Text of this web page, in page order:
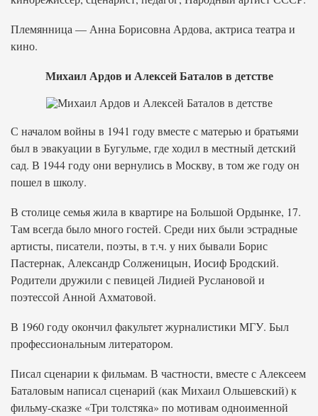
Племянница — Анна Борисовна Ардова, актриса театра и
кино.
Михаил Ардов и Алексей Баталов в детстве
С началом войны в 1941 году вместе с матерью и братьями
был в эвакуации в Бугульме, где ходил в местный детский
сад. В 1944 году они вернулись в Москву, в том же году он
пошел в школу.
В столице семья жила в квартире на Большой Ордынке, 17.
Там всегда было много гостей. Среди них были эстрадные
артисты, писатели, поэты, в т.ч. у них бывали Борис
Пастернак, Александр Солженицын, Иосиф Бродский.
Родители дружили с певицей Лидией Руслановой и
поэтессой Анной Ахматовой.
В 1960 году окончил факультет журналистики МГУ. Был
профессиональным литератором.
Писал сценарии к фильмам. В частности, вместе с Алексеем
Баталовым написал сценарий (как Михаил Ольшевский) к
фильму-сказке «Три толстяка» по мотивам одноименной